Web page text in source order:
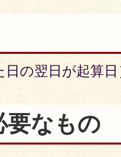
日の翌日が起算日
要なもの